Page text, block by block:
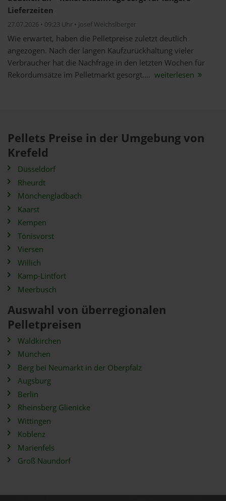
Lieferzeiten
27.07.2026 • 09:23 Uhr • Josef Weichslberger
Wie erwartet, haben die Pelletpreise zuletzt deutlich
angezogen. Nach der langen Kaufzurückhaltung vieler
Verbraucher hat die Nachfrage in den letzten Wochen für
Rekordumsätze im Pelletmarkt gesorgt.... weiterlesen
Pellets Preise in der Umgebung von
Krefeld
Düsseldorf
Rheurdt
Mönchengladbach
Kaarst
Kempen
Tönisvorst
Viersen
Willich
Kamp-Lintfort
Meerbusch
Auswahl von überregionalen
Pelletpreisen
Waldkirchen
München
Berg bei Neumarkt in der Oberpfalz
Augsburg
Berlin
Rheinsberg Glienicke
Wittingen
Koblenz
Marienfels
Groß Naundorf